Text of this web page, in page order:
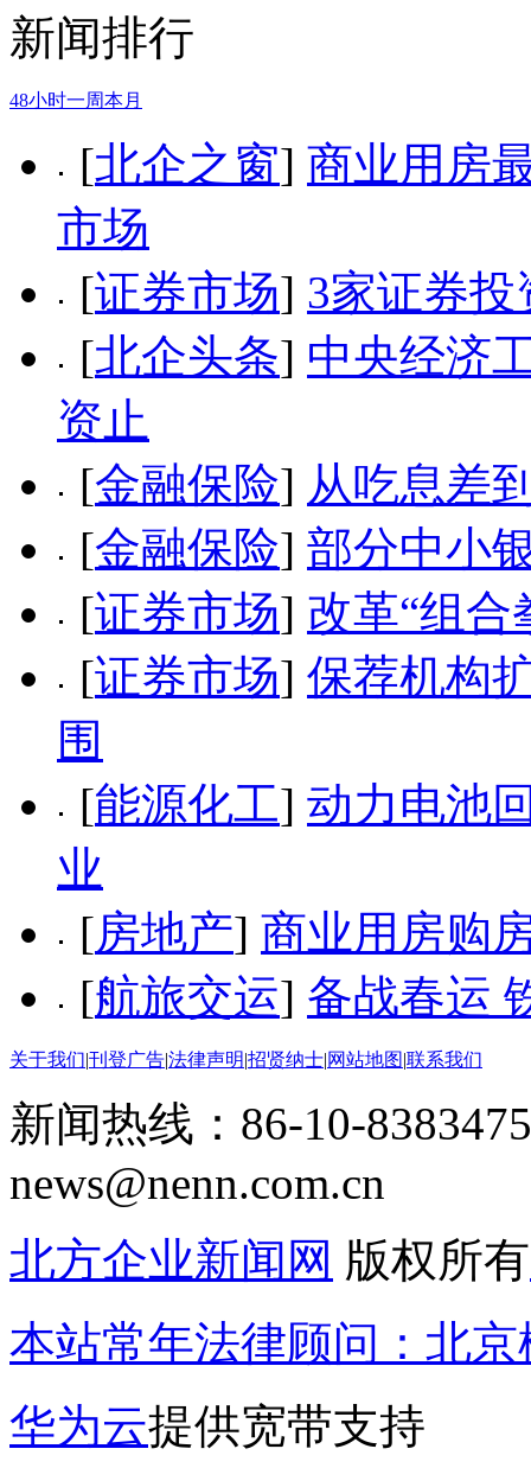
新闻排行
48小时一周本月
[北企之窗] 商业用房
市场
[证券市场] 3家证券
[北企头条] 中央经济
资止
[金融保险] 从吃息差
[金融保险] 部分中小
[证券市场] 改革“组合
[证券市场] 保荐机构
围
[能源化工] 动力电池
业
[房地产] 商业用房购
[航旅交运] 备战春运
关于我们|刊登广告|法律声明|招贤纳士|网站地图|联系我们
新闻热线：86-10-
news@nenn.com.cn
北方企业新闻网 版权所有
本站常年法律顾问：北
华为云提供宽带支持